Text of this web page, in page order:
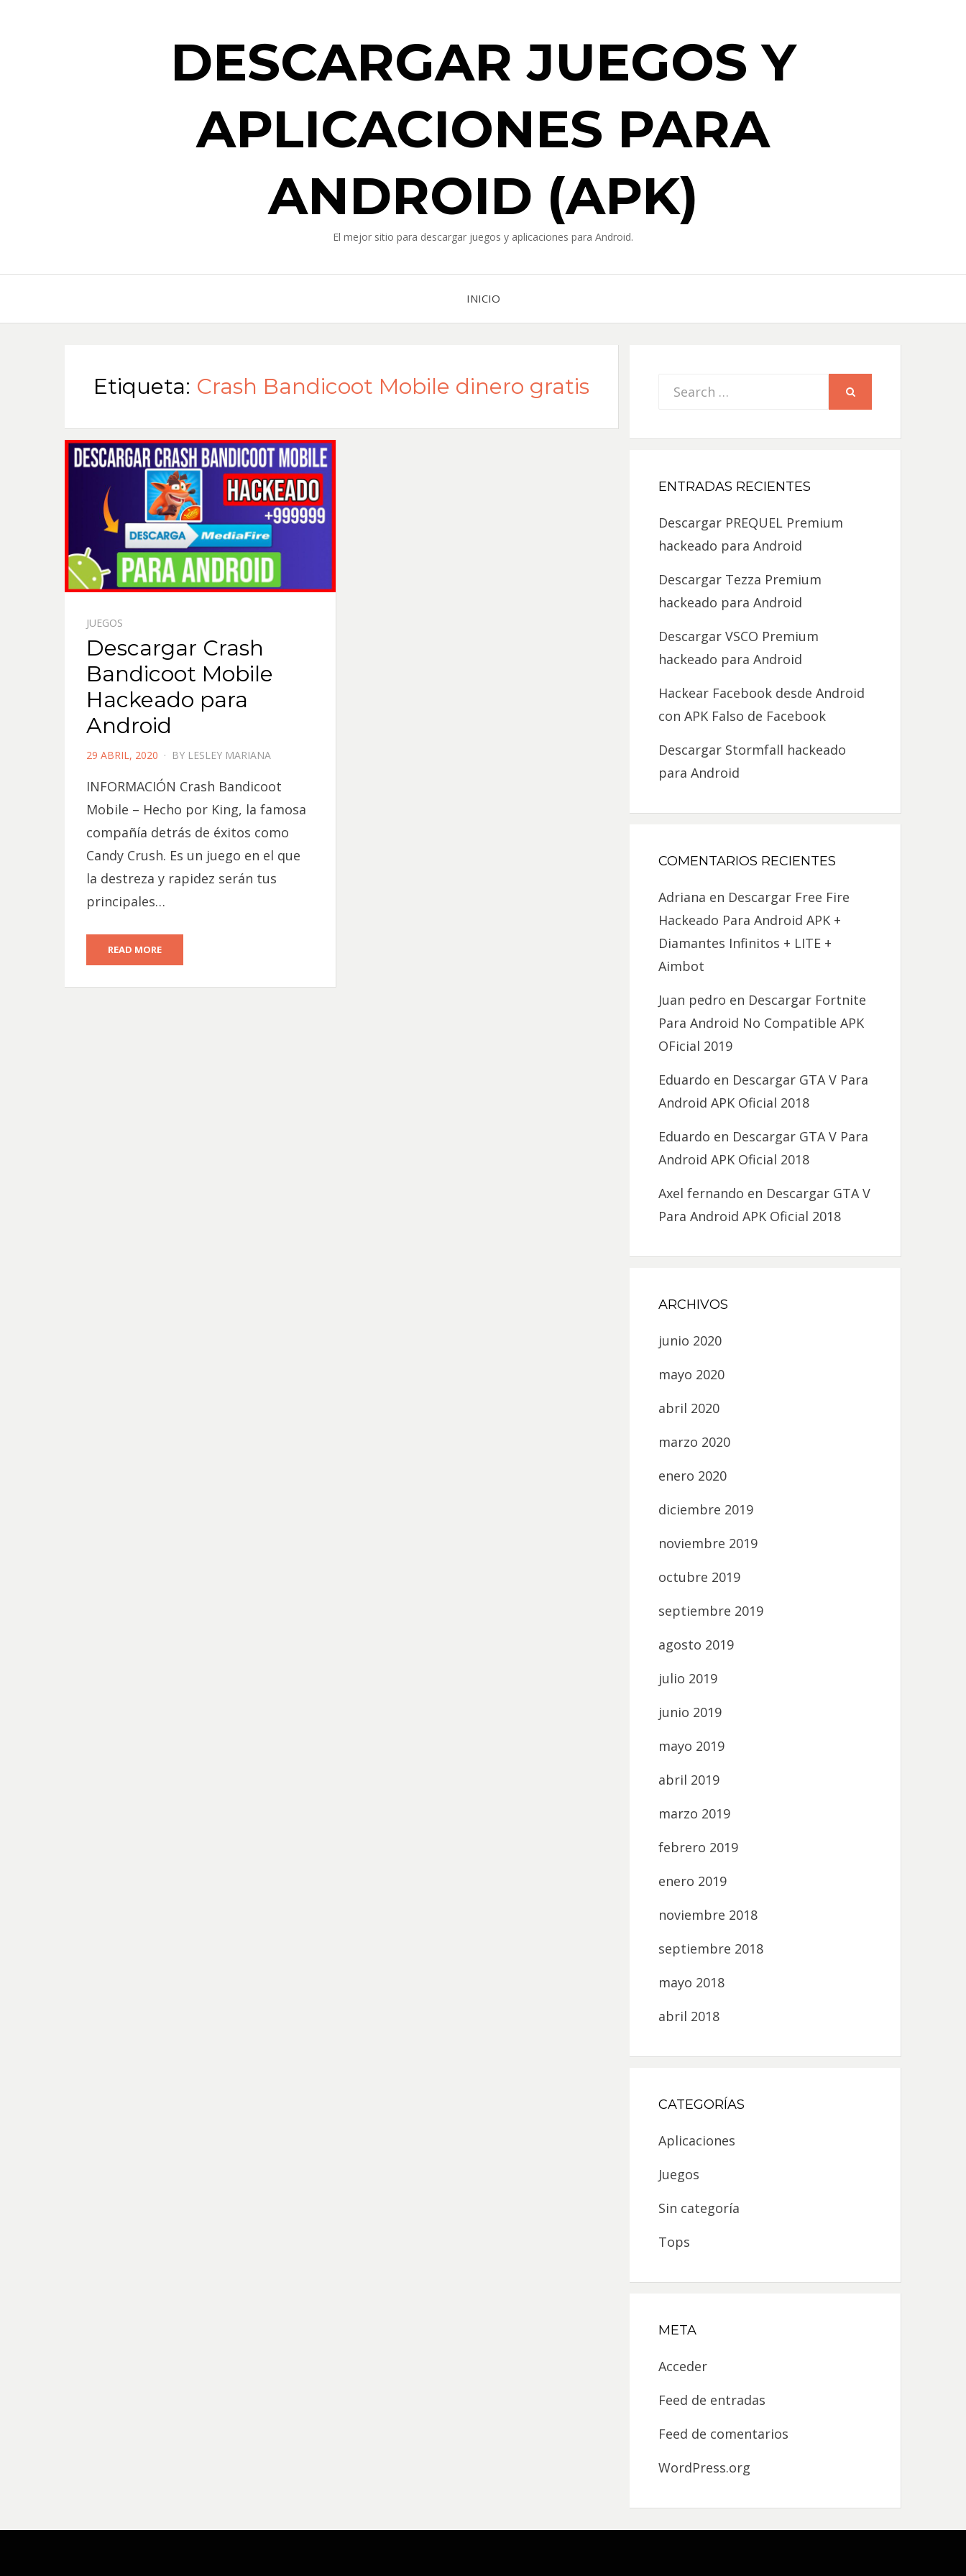
DESCARGAR JUEGOS Y
APLICACIONES PARA
ANDROID (APK)
El mejor sitio para descargar juegos y aplicaciones para Android.
INICIO
Etiqueta: Crash Bandicoot Mobile dinero gratis
JUEGOS
Descargar Crash
Bandicoot Mobile
Hackeado para
Android
POSTED
29 ABRIL, 2020 BY LESLEY MARIANA
INFORMACIÓN Crash Bandicoot
Mobile – Hecho por King, la famosa
compañía detrás de éxitos como
Candy Crush. Es un juego en el que
la destreza y rapidez serán tus
principales…
READ MORE
Search
ENTRADAS RECIENTES
Descargar PREQUEL Premium
hackeado para Android
Descargar Tezza Premium
hackeado para Android
Descargar VSCO Premium
hackeado para Android
Hackear Facebook desde Android
con APK Falso de Facebook
Descargar Stormfall hackeado
para Android
COMENTARIOS RECIENTES
Adriana en Descargar Free Fire
Hackeado Para Android APK +
Diamantes Infinitos + LITE +
Aimbot
Juan pedro en Descargar Fortnite
Para Android No Compatible APK
OFicial 2019
Eduardo en Descargar GTA V Para
Android APK Oficial 2018
Eduardo en Descargar GTA V Para
Android APK Oficial 2018
Axel fernando en Descargar GTA V
Para Android APK Oficial 2018
ARCHIVOS
junio 2020
mayo 2020
abril 2020
marzo 2020
enero 2020
diciembre 2019
noviembre 2019
octubre 2019
septiembre 2019
agosto 2019
julio 2019
junio 2019
mayo 2019
abril 2019
marzo 2019
febrero 2019
enero 2019
noviembre 2018
septiembre 2018
mayo 2018
abril 2018
CATEGORÍAS
Aplicaciones
Juegos
Sin categoría
Tops
META
Acceder
Feed de entradas
Feed de comentarios
WordPress.org